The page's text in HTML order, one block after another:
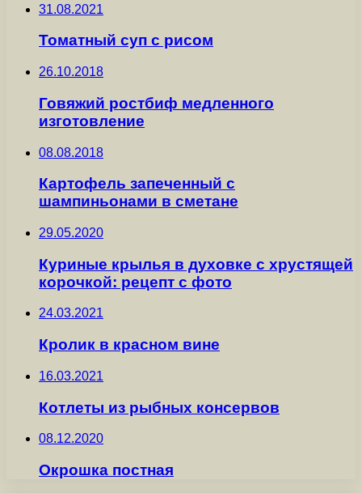
31.08.2021
Томатный суп с рисом
26.10.2018
Говяжий ростбиф медленного
изготовление
08.08.2018
Картофель запеченный с
шампиньонами в сметане
29.05.2020
Куриные крылья в духовке с хрустящей
корочкой: рецепт с фото
24.03.2021
Кролик в красном вине
16.03.2021
Котлеты из рыбных консервов
08.12.2020
Окрошка постная